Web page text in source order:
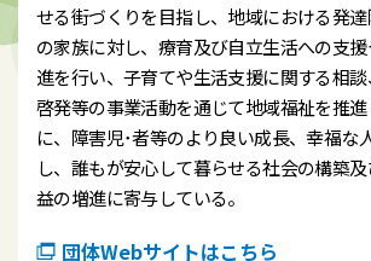
せる街づくりを目指し、地域における発
の家族に対し、療育及び自立生活への支
進を行い、子育てや生活支援に関する相
啓発等の事業活動を通じて地域福祉を推
に、障害児･者等のより良い成長、幸福な
し、誰もが安心して暮らせる社会の構築
益の増進に寄与している。
団体Webサイトはこちら